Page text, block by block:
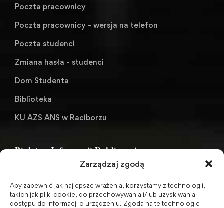
Zarządzaj zgodą
Aby zapewnić jak najlepsze wrażenia, korzystamy z technologii,
takich jak pliki cookie, do przechowywania i/lub uzyskiwania
dostępu do informacji o urządzeniu. Zgoda na te technologie
Poczta pracownicy
Poczta pracownicy - wersja na telefon
Poczta studenci
Zmiana hasła - studenci
Dom Studenta
Biblioteka
KU AZS ANS w Raciborzu
Biuletyn Informacji Publicznej
BIP - Biuletyn Informacji Publicznej PWSZ -